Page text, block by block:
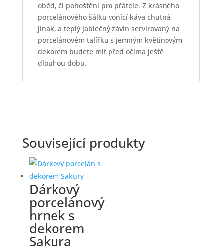
oběd, či pohoštění pro přátele. Z krásného
porcelánového šálku vonící káva chutná
jinak, a teplý jablečný závin servírovaný na
porcelánovém talířku s jemným květinovým
dekorem budete mít před očima ještě
dlouhou dobu.
Související produkty
Dárkový
porcelánový
hrnek s
dekorem
Sakura